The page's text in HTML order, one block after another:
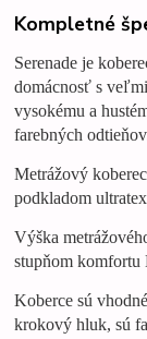
Kompletné
Serenade je
domácnosť s
vysokému a
farebných
Metrážový
podkladom
Výška
stupňom komfortu
Kobercesú
krokový hluk, sú